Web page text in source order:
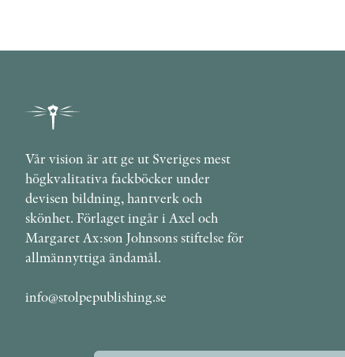
Vår vision är att ge ut Sveriges mest
högkvalitativa fackböcker under
devisen bildning, hantverk och
skönhet. Förlaget ingår i Axel och
Margaret Ax:son Johnsons stiftelse för
allmännyttiga ändamål.
info@stolpepublishing.se